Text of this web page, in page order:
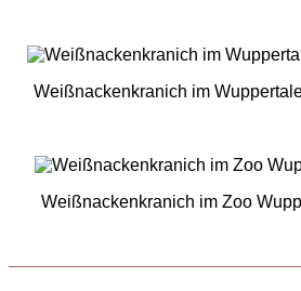
Weißnackenkranich im
Weißnackenkranich im Zoo